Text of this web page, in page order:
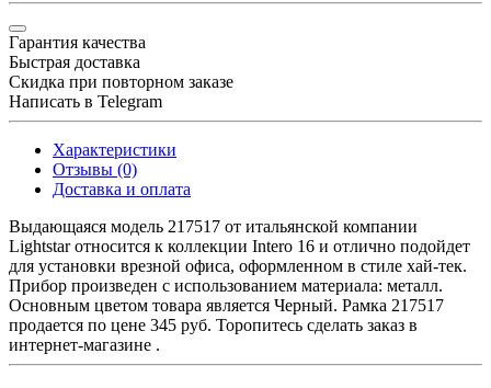
Гарантия качества
Быстрая доставка
Скидка при повторном заказе
Написать в Telegram
Характеристики
Отзывы (0)
Доставка и оплата
Выдающаяся модель 217517 от итальянской компании
Lightstar относится к коллекции Intero 16 и отлично подойдет
для установки врезной офиса, оформленном в стиле хай-тек.
Прибор произведен с использованием материала: металл.
Основным цветом товара является Черный. Рамка 217517
продается по цене 345 руб. Торопитесь сделать заказ в
интернет-магазине .